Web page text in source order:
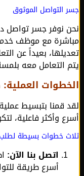
التواصل الموثوق
نوفر جسر تواصل
مع موظف خدمة
بعيداً عن
التعامل معه بلمسة
العملية:
قمنا بتبسيط عملية
وأكثر فاعلية،
خطوات بسيطة لطلب
اتصل بنا الآن:اطلب
أسرع طريقة